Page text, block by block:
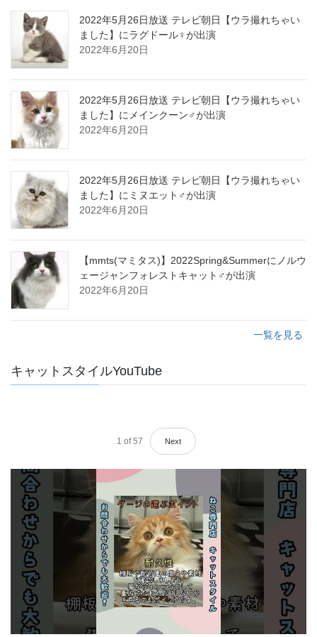
2022年5月26日放送 テレビ朝日【ウラ撮れちゃい
ました】にラグドール♀が出演
2022年6月20日
2022年5月26日放送 テレビ朝日【ウラ撮れちゃい
ました】にメインクーン♂が出演
2022年6月20日
2022年5月26日放送 テレビ朝日【ウラ撮れちゃい
ました】にミヌエット♂が出演
2022年6月20日
【mmts(マミタス)】2022Spring&Summerにノルウ
ェージャンフォレストキャット♂が出演
2022年6月20日
一覧を見る
キャットスタイルYouTube
1 of 57 Next